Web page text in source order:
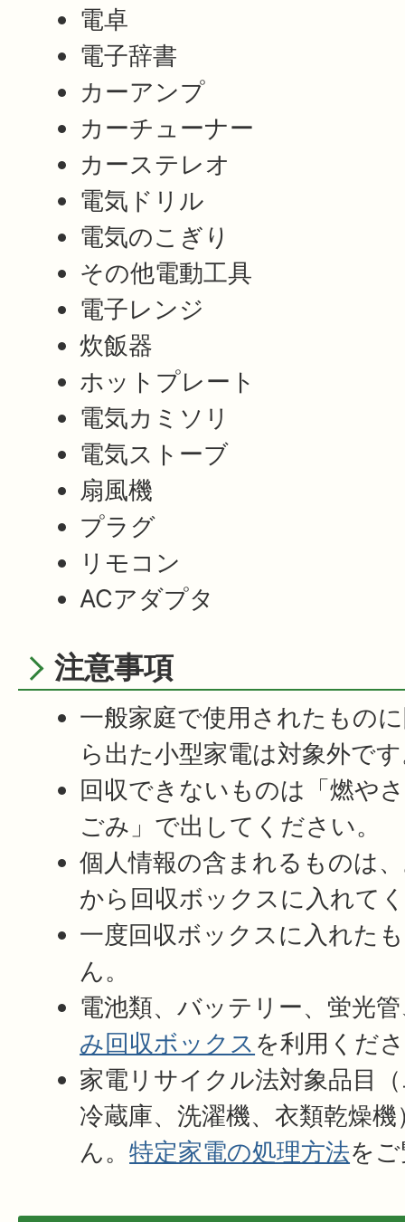
電卓
電子辞書
カーアンプ
カーチューナー
カーステレオ
電気ドリル
電気のこぎり
その他電動工具
電子レンジ
炊飯器
ホットプレート
電気カミソリ
電気ストーブ
扇風機
プラグ
リモコン
ACアダプタ
注意事項
一般家庭で使用されたもの
ら出た小型家電は対象外で
回収できないものは「燃や
ごみ」で出してください。
個人情報の含まれるものは
から回収ボックスに入れて
一度回収ボックスに入れた
ん。
電池類、バッテリー、蛍光
み回収ボックス を利用くだ
家電リサイクル法対象品目
冷蔵庫、洗濯機、衣類乾燥
ん。特定家電の処理方法を